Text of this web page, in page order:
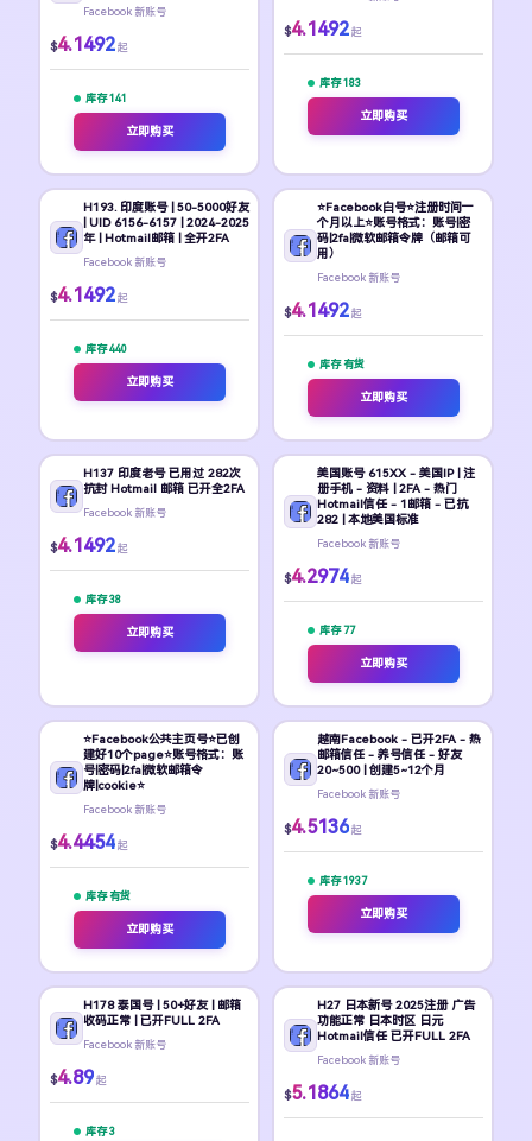
Facebook 新账号
$4.1492 起
库存 141
立即购买
$4.1492 起
库存 183
立即购买
H193. 印度账号 | 50-5000好友
| UID 6156-6157 | 2024-2025
年 | Hotmail邮箱 | 全开2FA
Facebook 新账号
$4.1492 起
库存 440
立即购买
⭐Facebook白号⭐注册时间一
个月以上⭐账号格式：账号|密
码|2fa|微软邮箱令牌（邮箱可
用）
Facebook 新账号
$4.1492 起
库存 有货
立即购买
H137 印度老号 已用过 282次
抗封 Hotmail 邮箱 已开全2FA
Facebook 新账号
$4.1492 起
库存 38
立即购买
美国账号 615XX - 美国IP | 注
册手机 - 资料 | 2FA - 热门
Hotmail信任 - 1邮箱 - 已抗
282 | 本地美国标准
Facebook 新账号
$4.2974 起
库存 77
立即购买
⭐Facebook公共主页号⭐已创
建好10个page⭐账号格式：账
号|密码|2fa|微软邮箱令
牌|cookie⭐
Facebook 新账号
$4.4454 起
库存 有货
立即购买
越南Facebook - 已开2FA - 热
邮箱信任 - 养号信任 - 好友
20~500 | 创建5~12个月
Facebook 新账号
$4.5136 起
库存 1937
立即购买
H178 泰国号 | 50+好友 | 邮箱
收码正常 | 已开FULL 2FA
Facebook 新账号
$4.89 起
库存 3
H27 日本新号 2025注册 广告
功能正常 日本时区 日元
Hotmail信任 已开FULL 2FA
Facebook 新账号
$5.1864 起